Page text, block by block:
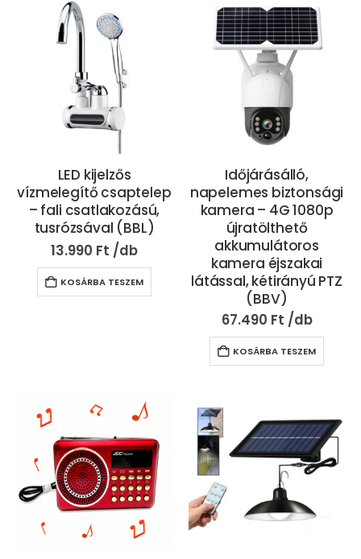
LED kijelzős
vízmelegítő csaptelep
– fali csatlakozású,
tusrózsával (BBL)
13.990 Ft
KOSÁRBA TESZEM
Időjárásálló,
napelemes biztonsági
kamera – 4G 1080p
újratölthető
akkumulátoros
kamera éjszakai
látással, kétirányú PTZ
(BBV)
67.490 Ft
KOSÁRBA TESZEM